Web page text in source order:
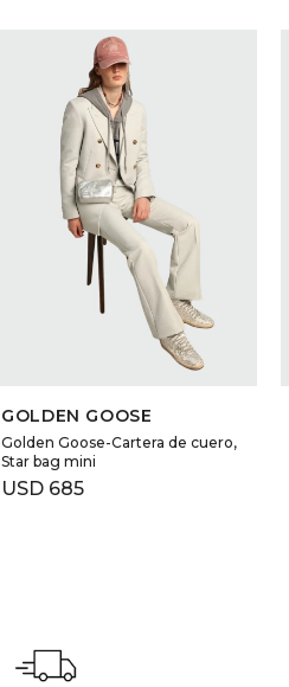
GOLDEN GOOSE
Golden Goose-Cartera de cuero,
Star bag mini
USD 685